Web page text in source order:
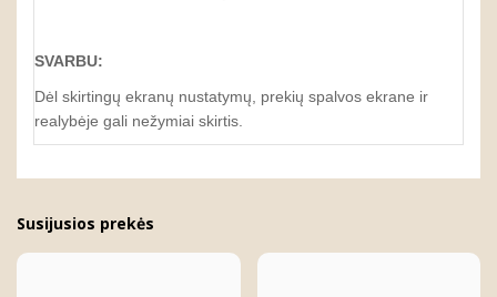
SVARBU:
Dėl skirtingų ekranų nustatymų, prekių spalvos ekrane ir
realybėje gali nežymiai skirtis.
Susijusios prekės